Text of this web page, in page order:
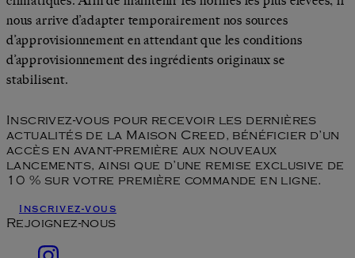
nous arrive d’adapter temporairement nos sources
d’approvisionnement en attendant que les conditions
d’approvisionnement des ingrédients originaux se
stabilisent.
Inscrivez-vous pour recevoir les dernières
actualités de la Maison Creed, bénéficier d’un
accès en avant-première aux nouveaux
lancements, ainsi que d’une remise exclusive de
10 % sur votre première commande en ligne.
Inscrivez-vous
Rejoignez-nous